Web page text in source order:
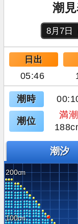
潮
日出
05:46
潮時
潮位
満潮
潮汐
200
100